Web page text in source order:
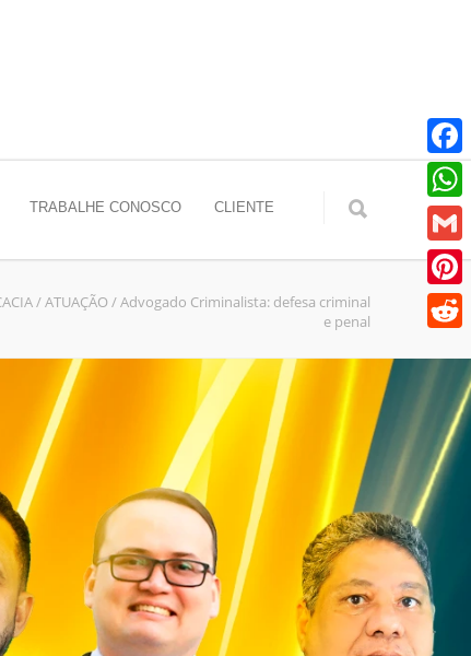
TRABALHE CONOSCO CLIENTE
/ATUAÇÃO/Advogado Criminalista: defesa criminal
e penal
Gmail